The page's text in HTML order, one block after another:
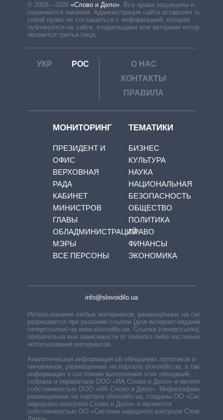
© 2009—2026 «Слово и Дело»
Все права защищены и
охраняются законом. Администрация сайта оставляет за
собой право не соглашаться с информацией, которая
публикуется на сайте, владельцами или авторами которой
являются третьи лица.
УКР РОС
О НАС
КОНТАКТЫ
ПРАВИЛА
МОНИТОРИНГ
ПРЕЗИДЕНТ И
ОФИС
ВЕРХОВНАЯ
РАДА
КАБИНЕТ
МИНИСТРОВ
ГЛАВЫ
ОБЛАДМИНИСТРАЦИЙ
МЭРЫ
ВСЕ ПЕРСОНЫ
ТЕМАТИКИ
БИЗНЕС
КУЛЬТУРА
НАУКА
НАЦИОНАЛЬНАЯ
БЕЗОПАСНОСТЬ
ОБЩЕСТВО
ПОЛИТИКА
ПРАВО
ФИНАНСЫ
ЭКОНОМИКА
info@slovoidilo.ua
Использование любых материалов, размещённых на сайте,
разрешается при указании ссылки (для интернет-изданий —
гиперссылки) на www.slovoidilo.ua. Ссылка (гиперссылка)
обязательна вне зависимости от полного либо частичного
использования материалов.
Аналитическая информация об обещаниях политиков и
чиновников, размещенных на портале slovoidilo.ua, а также
информация о состоянии выполнения этих обещаний,
собрана и обработана ООО «ИА Слово и Дело» и является
собственностью ООО «ИА Слово и Дело». Инфографики,
размещенные на портале slovoidilo.ua, созданы ОО «Система
народного контроля Слово и Дело» и являются
собственностью ОО «Система народного контроля Слово и